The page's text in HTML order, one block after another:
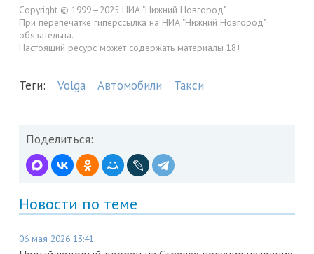
Copyright © 1999—2025 НИА "Нижний Новгород".
При перепечатке гиперссылка на НИА "Нижний Новгород"
обязательна.
Настоящий ресурс может содержать материалы 18+
Теги: Volga Автомобили Такси
Поделиться:
Новости по теме
06 мая 2026 13:41